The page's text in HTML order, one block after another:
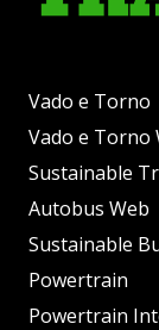
Vado e Torno
Vado e Torno
Sustainable
Autobus Web
Sustainable
Powertrain
Powertrain